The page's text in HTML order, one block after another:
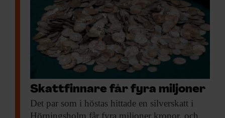
Skattfinnare får fyra miljoner
Det par som i höstas hittade en silverskatt i
Hörningsholm får fyra miljoner kronor, och